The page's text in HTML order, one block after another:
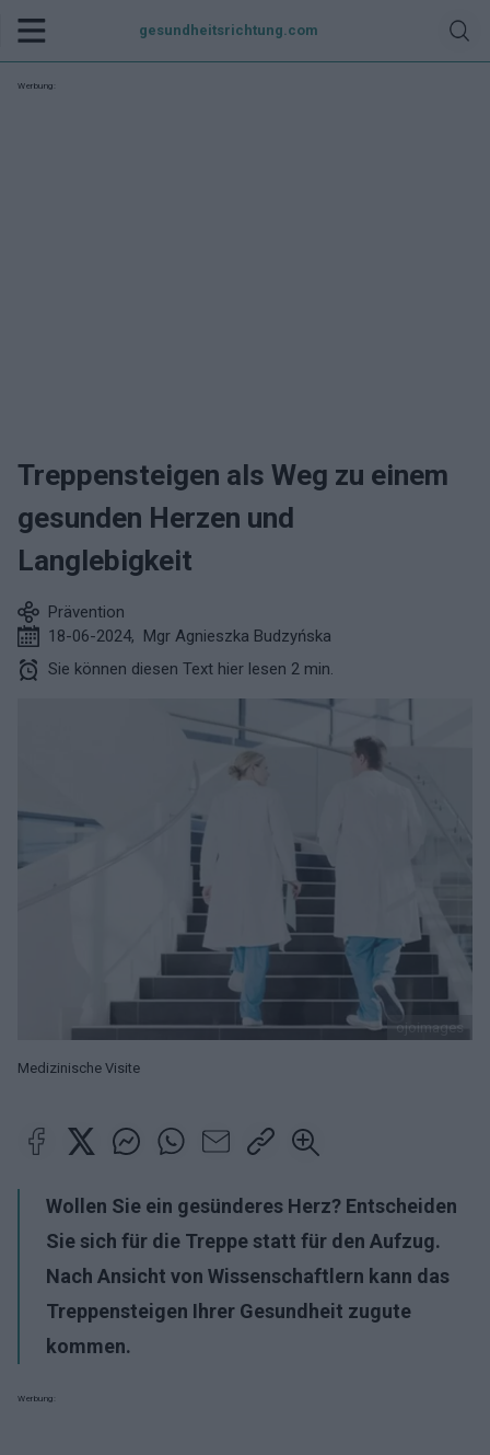
gesundheitsrichtung.com
Werbung:
Treppensteigen als Weg zu einem
gesunden Herzen und
Langlebigkeit
Prävention
18-06-2024, Mgr Agnieszka Budzyńska
Sie können diesen Text hier lesen 2 min.
ojoimages
Medizinische Visite
Wollen Sie ein gesünderes Herz? Entscheiden
Sie sich für die Treppe statt für den Aufzug.
Nach Ansicht von Wissenschaftlern kann das
Treppensteigen Ihrer Gesundheit zugute
kommen.
Werbung: